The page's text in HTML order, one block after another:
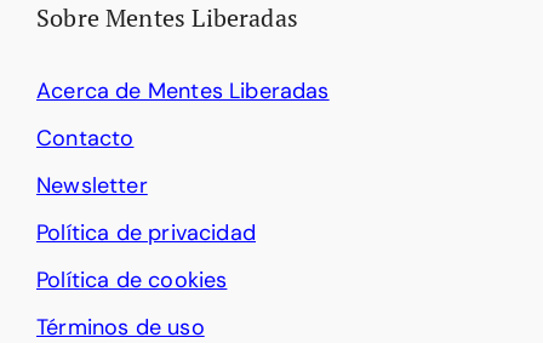
Sobre Mentes Liberadas
Acerca de Mentes Liberadas
Contacto
Newsletter
Política de privacidad
Política de cookies
Términos de uso